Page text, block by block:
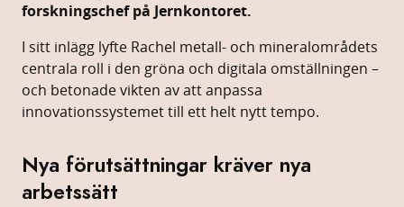
forskningschefpå Jernkontoret.
I sitt inlägg lyfte Rachel metall- och mineralområdets
centrala roll i den gröna och digitala omställningen –
och betonadevikten avattanpassa
innovationssystemettill ett helt nytttempo.
Nya förutsättningar kräver nya
arbetssätt